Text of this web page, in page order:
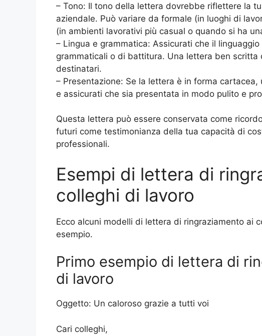
– Tono: Il tono della lettera dovrebbe riflettere la
aziendale. Può variare da formale (in luoghi di
(in ambienti lavorativi più casual o quando si ha
– Lingua e grammatica: Assicurati che il
grammaticali o di battitura. Una lettera ben
destinatari.
– Presentazione: Se la lettera è in forma
e assicurati che sia presentata in modo pulito e
Questa lettera può essere conservata come
futuri come testimonianza della tua capacità di
professionali.
Esempi di lettera di
colleghi di lavoro
Ecco alcuni modelli di lettera di ringraziamento ai
esempio.
Primo esempio di lettera di
di lavoro
Oggetto: Un caloroso grazie a tutti voi
Cari colleghi,